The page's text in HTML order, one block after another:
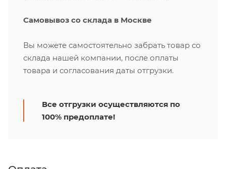
Самовывоз со склада в Москве
Вы можете самостоятельно забрать товар со
склада нашей компании, после оплаты
товара и согласования даты отгрузки.
Все отгрузки осуществляются по
100% предоплате!